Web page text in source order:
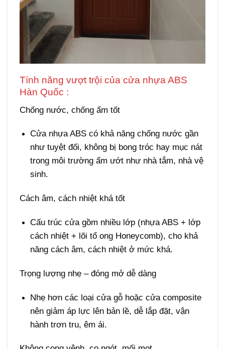
Tính năng vượt trội của cửa nhựa ABS
Hàn Quốc :
Chống nước, chống ẩm tốt
Cửa nhựa ABScó khả năng chống nước gần
như tuyệt đối, không bị bong tróc hay mục nát
trong môi trường ẩm ướt như nhà tắm, nhà vệ
sinh.
Cách âm, cách nhiệt khá tốt
Cấu trúc cửa gồm nhiều lớp (nhựa ABS + lớp
cách nhiệt + lõi tổ ong Honeycomb), cho khả
năng cách âm, cách nhiệt ở mức khá.
Trọng lượng nhẹ – đóng mở dễ dàng
Nhẹ hơn các loại cửa gỗ hoặc cửa composite
nên giảm áp lực lên bản lề, dễ lắp đặt, vận
hành trơn tru, êm ái.